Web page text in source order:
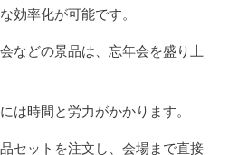
効率化が可能です。
などの景品は、忘年会を盛り上
は時間と労力がかかります。
セットを注文し、会場まで直接